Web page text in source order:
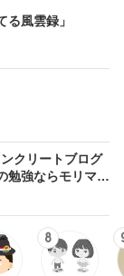
風雲録」
クリートブログ
勉強ならモリマサ
8